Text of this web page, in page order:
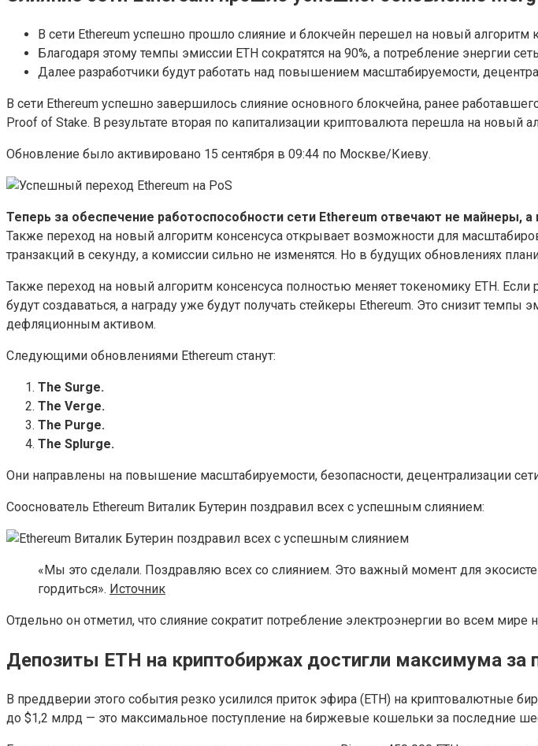
В сети Ethereum успешно прошло слияние и блокчейн перешел на новый алгоритм
Благодаря этому темпы эмиссии ETH сократятся на 90%, а потребление энергии
Далее разработчики будут работать над повышением масштабируемости,
В сети Ethereum успешно завершилось слияние основного блокчейна, ранее
Proof of Stake. В результате вторая по капитализации криптовалюта перешла на новый
Обновление было активировано 15 сентября в 09:44 по Москве/Киеву.
Теперь за обеспечение работоспособности сети Ethereum отвечают не майнеры, а
Также переход на новый алгоритм консенсуса открывает возможности для
транзакций в секунду, а комиссии сильно не изменятся. Но в будущих обновлениях
Также переход на новый алгоритм консенсуса полностью меняет токеномику ETH.
будут создаваться, а награду уже будут получать стейкеры Ethereum. Это снизит
дефляционным активом.
Следующими обновлениями Ethereum станут:
The Surge.
The Verge.
The Purge.
The Splurge.
Они направлены на повышение масштабируемости, безопасности, децентрализации
Сооснователь Ethereum Виталик Бутерин поздравил всех с успешным слиянием:
«Мы это сделали. Поздравляю всех со слиянием. Это важный момент для
гордиться». Источник
Отдельно он отметил, что слияние сократит потребление электроэнергии во всем мире
Депозиты ETH на криптобиржах достигли максимума за
В преддверии этого события резко усилился приток эфира (ETH) на криптовалютные
до $1,2 млрд — это максимальное поступление на биржевые кошельки за последние